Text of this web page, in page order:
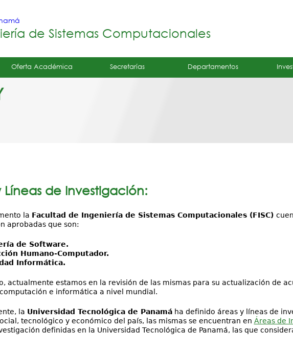
de Sistemas Computacionales
Oferta Académica Secretarías Departamentos
Líneas de Investigación:
la Facultad de Ingeniería de Sistemas Computacionales (FISC)
aprobadas que son:
de Software.
Humano-Computador.
Informática.
actualmente estamos en la revisión de las mismas para su actualización de
e informática a nivel mundial.
la Universidad Tecnológica de Panamáha definido áreas y líneas de
tecnológico y económico del país, las mismas se encuentran en Áreas de
definidas en la Universidad Tecnológica de Panamá, las que